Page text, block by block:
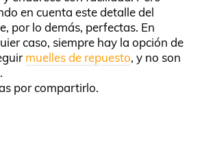
en cuenta este detalle del
por lo demás, perfectas. En
caso, siempre hay la opción de
muelles de repuesto, y no son
por compartirlo.